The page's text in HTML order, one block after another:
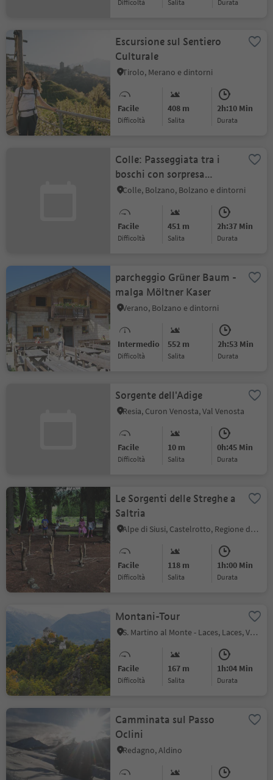
Difficoltà Salita durata
Escursione sul Sentiero
Culturale
Tirolo, Merano e dintorni
Facile
Difficoltà
408 m
Salita
2h:10 Min
durata
Colle: Passeggiata tra i
boschi con sorpresa
panoramica
Colle, Bolzano, Bolzano e dintorni
Facile
Difficoltà
451 m
Salita
2h:37 Min
durata
parcheggio Grüner Baum -
malga Möltner Kaser
Verano, Bolzano e dintorni
Intermedio
Difficoltà
552 m
Salita
2h:53 Min
durata
Sorgente dell'Adige
Resia, Curon Venosta, Val Venosta
Facile
Difficoltà
10 m
Salita
0h:45 Min
durata
Le Sorgenti delle Streghe a
Saltria
Alpe di Siusi, Castelrotto, Regione dolomitica Alpe di Siusi
Facile
Difficoltà
118 m
Salita
1h:00 Min
durata
Montani-Tour
S. Martino al Monte - Laces, Laces, Val Venosta
Facile
Difficoltà
167 m
Salita
1h:04 Min
durata
Camminata sul Passo
Oclini
Redagno, Aldino